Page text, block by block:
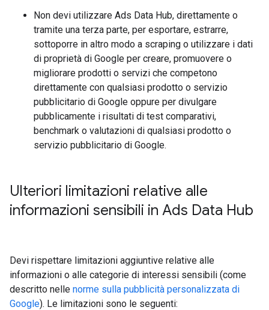
Non devi utilizzare Ads Data Hub, direttamente o
tramite una terza parte, per esportare, estrarre,
sottoporre in altro modo a scraping o utilizzare i dati
di proprietà di Google per creare, promuovere o
migliorare prodotti o servizi che competono
direttamente con qualsiasi prodotto o servizio
pubblicitario di Google oppure per divulgare
pubblicamente i risultati di test comparativi,
benchmark o valutazioni di qualsiasi prodotto o
servizio pubblicitario di Google.
Ulteriori limitazioni relative alle
informazioni sensibili in Ads Data Hub
Devi rispettare limitazioni aggiuntive relative alle
informazioni o alle categorie di interessi sensibili (come
descritto nelle norme sulla pubblicità personalizzata di
Google). Le limitazioni sono le seguenti: